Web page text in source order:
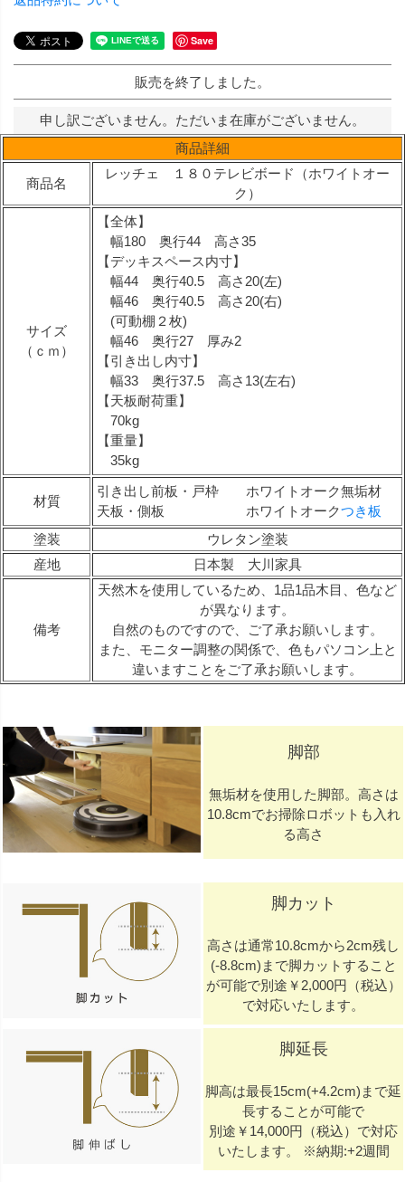
Save
販売を終了しました。
申し訳ございません。ただいま在庫がございません。
商品詳細
商品名
レッチェ １８０テレビボード（ホワイトオー
ク）
サイズ
（ｃｍ）
【全体】
幅180 奥行44 高さ35
【デッキスペース内寸】
幅44 奥行40.5 高さ20(左)
幅46 奥行40.5 高さ20(右)
(可動棚２枚)
幅46 奥行27 厚み2
【引き出し内寸】
幅33 奥行37.5 高さ13(左右)
【天板耐荷重】
70kg
【重量】
35kg
材質
引き出し前板・戸枠 ホワイトオーク無垢材
天板・側板 ホワイトオークつき板
塗装
ウレタン塗装
産地
日本製 大川家具
備考
天然木を使用しているため、1品1品木目、色など
が異なります。
自然のものですので、ご了承お願いします。
また、モニター調整の関係で、色もパソコン上と
違いますことをご了承お願いします。
脚部
無垢材を使用した脚部。高さは
10.8cmでお掃除ロボットも入れ
る高さ
脚カット
高さは通常10.8cmから2cm残し
(-8.8cm)まで脚カットすること
が可能で別途￥2,000円（税込）
で対応いたします。
脚延長
脚高は最長15cm(+4.2cm)まで延
長することが可能で
別途￥14,000円（税込）で対応
いたします。 ※納期:+2週間